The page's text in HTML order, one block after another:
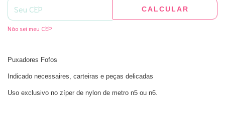
CALCULAR
Não sei meu CEP
Puxadores Fofos
Indicado necessaires, carteiras e peças delicadas
Uso exclusivo no zíper de nylon de metro n5 ou n6.